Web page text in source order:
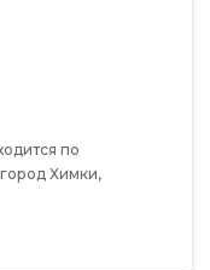
по
город Химки,